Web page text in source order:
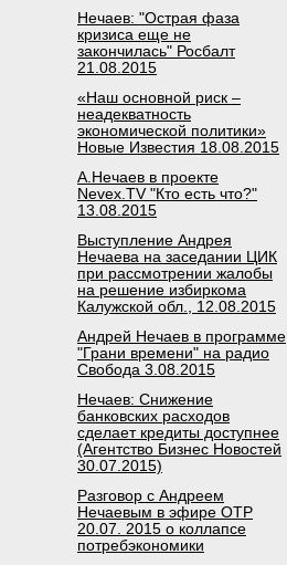
Нечаев: "Острая фаза
кризиса еще не
закончилась" Росбалт
21.08.2015
«Наш основной риск –
неадекватность
экономической политики»
Новые Известия 18.08.2015
А.Нечаев в проекте
Nevex.TV "Кто есть что?"
13.08.2015
Выступление Андрея
Нечаева на заседании ЦИК
при рассмотрении жалобы
на решение избиркома
Калужской обл., 12.08.2015
Андрей Нечаев в программе
"Грани времени" на радио
Свобода 3.08.2015
Нечаев: Снижение
банковских расходов
сделает кредиты доступнее
(Агентство Бизнес Новостей
30.07.2015)
Разговор с Андреем
Нечаевым в эфире ОТР
20.07. 2015 о коллапсе
потребэкономики